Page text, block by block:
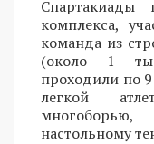
Спартакиады
комплекса,
команда из
(около 1
проходили по
легкой
настольному